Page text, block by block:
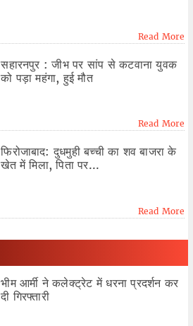
Read More
सहारनपुर : जीभ पर सांप से कटवाना युवक
को पड़ा महंगा, हुई मौत
Read More
फिरोजाबाद: दुधमुही बच्ची का शव बाजरा के
खेत में मिला, पिता पर...
Read More
भीम आर्मी ने कलेक्ट्रेट में धरना प्रदर्शन कर
दी गिरफ्तारी